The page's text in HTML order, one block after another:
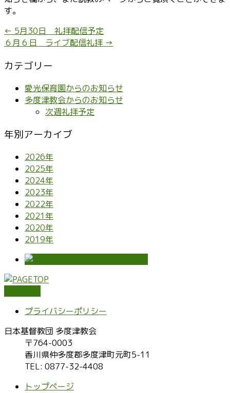
す。
← 5月30日 礼拝配信予定
６月６日 ライブ配信礼拝 →
カテゴリー
愛光保育園からのお知らせ
多度津教会からのお知らせ
次週礼拝予定
年別アーカイブ
2026年
2025年
2024年
2023年
2022年
2021年
2020年
2019年
プライバシーポリシー
日本基督教団 多度津教会
〒764-0003
香川県仲多度郡多度津町元町5-11
TEL: 0877-32-4408
トップページ